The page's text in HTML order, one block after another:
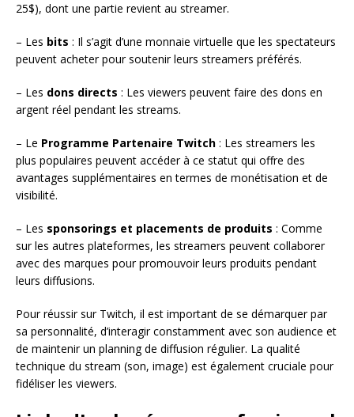
25$), dont une partie revient au streamer.
– Les bits : Il s’agit d’une monnaie virtuelle que les spectateurs
peuvent acheter pour soutenir leurs streamers préférés.
– Les dons directs : Les viewers peuvent faire des dons en
argent réel pendant les streams.
– Le Programme Partenaire Twitch : Les streamers les
plus populaires peuvent accéder à ce statut qui offre des
avantages supplémentaires en termes de monétisation et de
visibilité.
– Les sponsorings et placements de produits : Comme
sur les autres plateformes, les streamers peuvent collaborer
avec des marques pour promouvoir leurs produits pendant
leurs diffusions.
Pour réussir sur Twitch, il est important de se démarquer par
sa personnalité, d’interagir constamment avec son audience et
de maintenir un planning de diffusion régulier. La qualité
technique du stream (son, image) est également cruciale pour
fidéliser les viewers.